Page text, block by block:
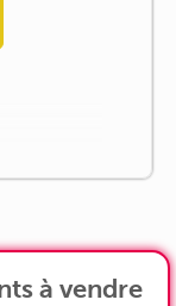
à vendre